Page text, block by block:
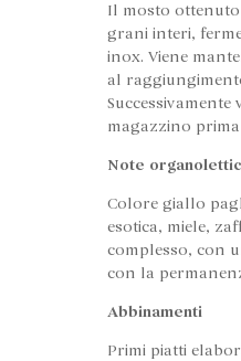
Il mosto
grani interi,
inox. Viene
al
magazzino
Note
Colore giallo
esotica, miele,
complesso, con
con la
Abbinamenti
Primi piatti